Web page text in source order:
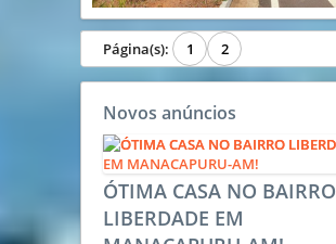
Página(s): 1 2
Novos anúncios
ÓTIMA CASA NO BAIRRO
LIBERDADE EM